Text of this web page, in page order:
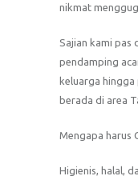
nikmat
Sajian kami pas
pendamping
keluarga hingga
berada di area
Mengapa harus
Higienis, halal,